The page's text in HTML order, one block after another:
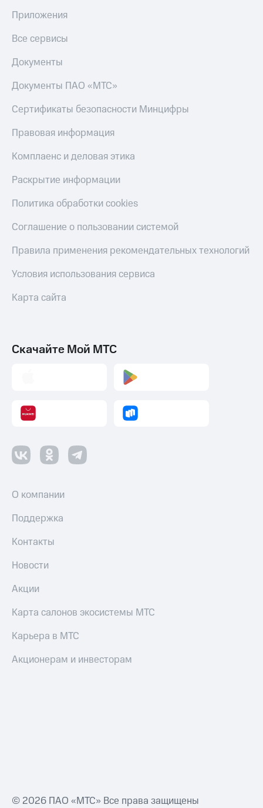
Приложения
Все сервисы
Документы
Документы ПАО «МТС»
Сертификаты безопасности Минцифры
Правовая информация
Комплаенс и деловая этика
Раскрытие информации
Политика обработки cookies
Соглашение о пользовании системой
Правила применения рекомендательных технологий
Условия использования сервиса
Карта сайта
Скачайте Мой МТС
О компании
Поддержка
Контакты
Новости
Акции
Карта салонов экосистемы МТС
Карьера в МТС
Акционерам и инвесторам
© 2026 ПАО «МТС» Все права защищены